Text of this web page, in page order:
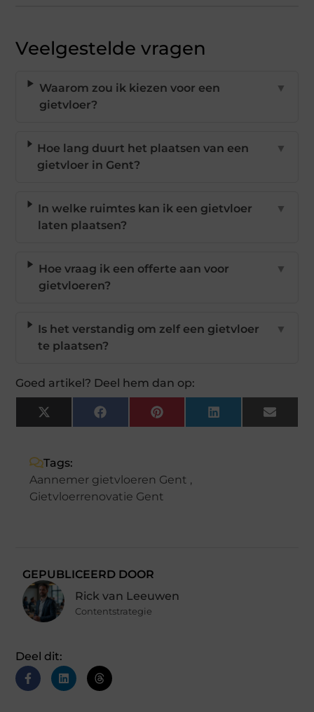
Veelgestelde vragen
Waarom zou ik kiezen voor een
gietvloer?
▼
Hoe lang duurt het plaatsen van een
gietvloer in Gent?
▼
In welke ruimtes kan ik een gietvloer
laten plaatsen?
▼
Hoe vraag ik een offerte aan voor
gietvloeren?
▼
Is het verstandig om zelf een gietvloer
te plaatsen?
▼
Goed artikel? Deel hem dan op:
X
(Twitter)
FacebookPinterestLinkedIn Email
Tags:
Aannemer gietvloeren Gent ,
Gietvloerrenovatie Gent
GEPUBLICEERD DOOR
Rick van Leeuwen
Contentstrategie
Deel dit: